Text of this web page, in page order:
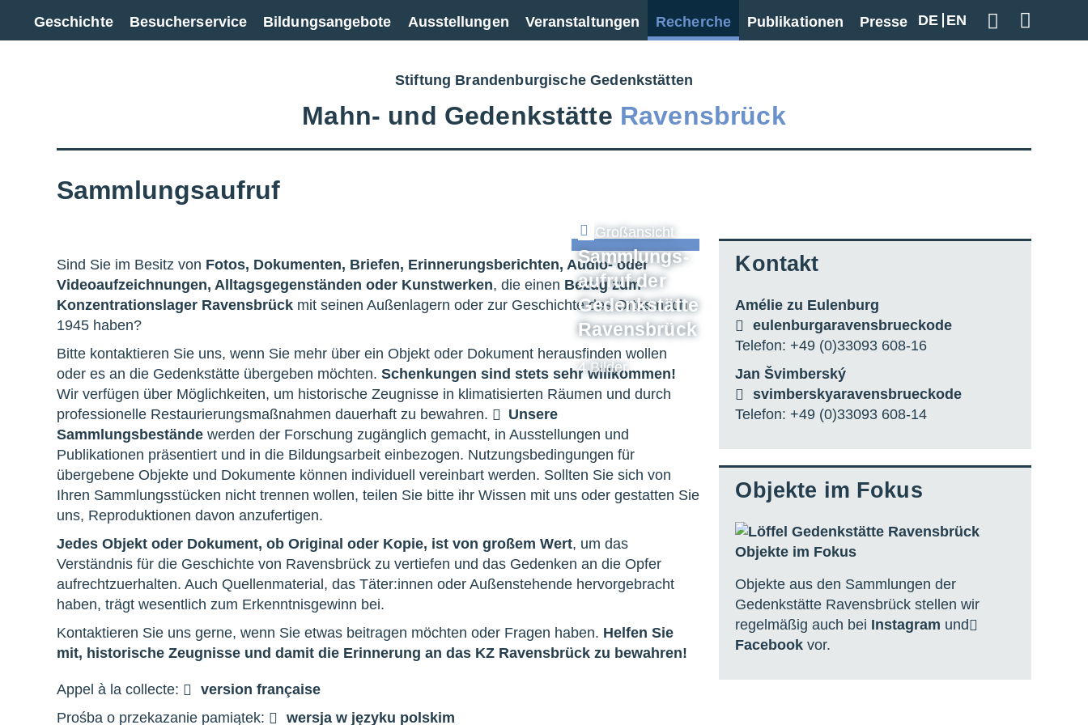
Geschichte Besucherservice Bildungsangebote Ausstellungen Veranstaltungen Recherche Publikationen Presse DE EN
Zur Gesamtübersicht
Stiftung Brandenburgische Gedenkstätten
Mahn‑ und Gedenkstätte Ravensbrück
Sammlungsaufruf
Sammlungs-
aufruf der
Gedenkstätte
Ravensbrück
4 Bilder
Großansicht
Sind Sie im Besitz von Fotos, Dokumenten, Briefen, Erinnerungsberichten, Audio- oder
Videoaufzeichnungen, Alltagsgegenständen oder Kunstwerken, die einen Bezug zum
Konzentrationslager Ravensbrück mit seinen Außenlagern oder zur Geschichte des Ortes nach
1945 haben?
Bitte kontaktieren Sie uns, wenn Sie mehr über ein Objekt oder Dokument herausfinden wollen
oder es an die Gedenkstätte übergeben möchten. Schenkungen sind stets sehr willkommen!
Wir verfügen über Möglichkeiten, um historische Zeugnisse in klimatisierten Räumen und durch
professionelle Restaurierungsmaßnahmen dauerhaft zu bewahren.
Unsere
Sammlungsbestände werden der Forschung zugänglich gemacht, in Ausstellungen und
Publikationen präsentiert und in die Bildungsarbeit einbezogen. Nutzungsbedingungen für
übergebene Objekte und Dokumente können individuell vereinbart werden. Sollten Sie sich von
Ihren Sammlungsstücken nicht trennen wollen, teilen Sie bitte ihr Wissen mit uns oder gestatten Sie
uns, Reproduktionen davon anzufertigen.
Jedes Objekt oder Dokument, ob Original oder Kopie, ist von großem Wert, um das
Verständnis für die Geschichte von Ravensbrück zu vertiefen und das Gedenken an die Opfer
aufrechtzuerhalten. Auch Quellenmaterial, das Täter:innen oder Außenstehende hervorgebracht
haben, trägt wesentlich zum Erkenntnisgewinn bei.
Kontaktieren Sie uns gerne, wenn Sie etwas beitragen möchten oder Fragen haben. Helfen Sie
mit, historische Zeugnisse und damit die Erinnerung an das KZ Ravensbrück zu bewahren!
Appel à la collecte:
version française
Prośba o przekazanie pamiątek:
wersja w języku polskim
Kontakt
Amélie zu Eulenburg
eulenburgaravensbrueckode
Telefon: +49 (0)33093 608-16
Jan Švimberský
svimberskyaravensbrueckode
Telefon: +49 (0)33093 608-14
Objekte im Fokus
Objekte aus den Sammlungen der
Gedenkstätte Ravensbrück stellen wir
regelmäßig auch bei Instagram und
Facebook vor.